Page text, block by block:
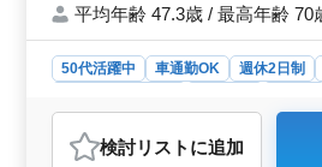
平均年齢 47.3歳 / 最高年齢 70
50代活躍中 車通勤OK 週休2日制
おすすめポイント
検討リスト に追加